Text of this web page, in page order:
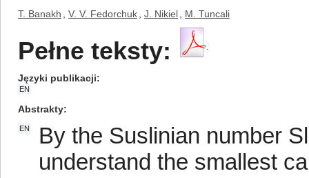
T. Banakh V. V. Fedorchuk J. Nikiel M. Tuncali
Pełne teksty:
Języki publikacji
EN
Abstrakty
EN
By the Suslinian number
understand the smallest